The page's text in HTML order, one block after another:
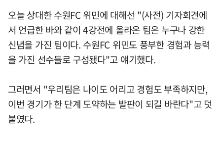
오늘 상대한 수원FC 위민에 대해선 "(사전) 기자회견에
서 언급한 바와 같이 4강전에 올라온 팀은 누구나 강한
신념을 가진 팀이다. 수원FC 위민도 풍부한 경험과 능력
을 가진 선수들로 구성됐다"고 얘기했다.
그러면서 "우리팀은 나이도 어리고 경험도 부족하지만,
이번 경기가 한 단계 도약하는 발판이 되길 바란다"고 덧
붙였다.